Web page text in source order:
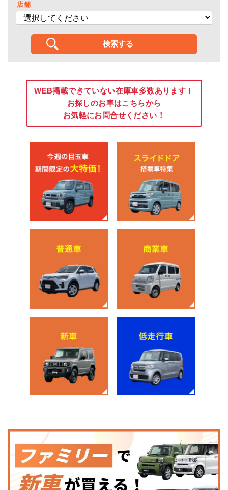
店舗
WEB掲載できていない在庫車多数あります！
お探しのお車はこちらから
お気軽にお問合せください！